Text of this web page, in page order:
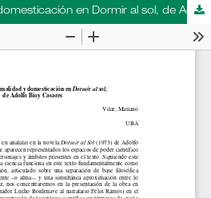
Ciencia, animalidad y domesticación en Dormir al sol, de Adolfo Bioy Casares